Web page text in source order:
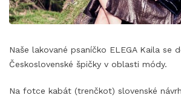
Naše lakované psaníčko ELEGA Kaila se
Československé špičky v oblasti módy.
Na fotce kabát (trenčkot) slovenské